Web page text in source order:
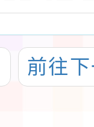
前往